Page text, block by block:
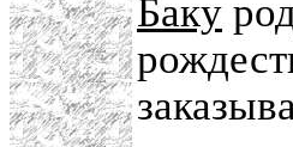
Баку